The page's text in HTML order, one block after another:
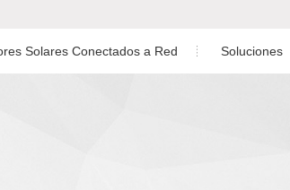
Trifásico de Alto Voltaje
Solares Conectados a Red Soluciones